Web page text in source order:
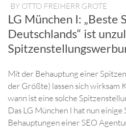
BY OTTO FREIHERR GROTE
LG München I: „Beste
Deutschlands“ ist
Mit der Behauptung einer
der Größte) lassen sich wirksam
wann ist eine solche
Das LG München I hat nun einige
Behauptungen einer SEO